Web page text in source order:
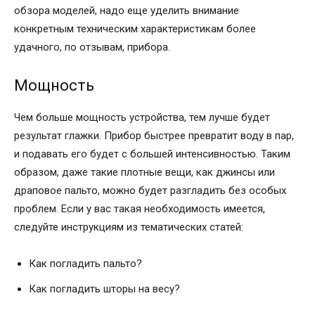
обзора моделей, надо еще уделить внимание
конкретным техническим характеристикам более
удачного, по отзывам, прибора.
Мощность
Чем больше мощность устройства, тем лучше будет
результат глажки. Прибор быстрее превратит воду в пар,
и подавать его будет с большей интенсивностью. Таким
образом, даже такие плотные вещи, как джинсы или
драповое пальто, можно будет разгладить без особых
проблем. Если у вас такая необходимость имеется,
следуйте инструкциям из тематических статей:
Как погладить пальто?
Как погладить шторы на весу?